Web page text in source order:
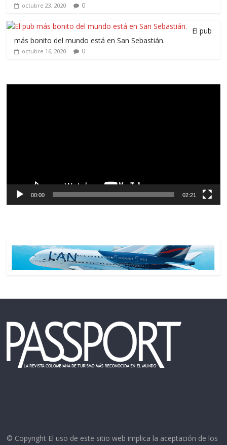
octubre 23, 2020 0
El pub
más bonito del mundo está en San Sebastián.
octubre 16, 2020 0
00:00 02:21
© Copyright El uso de este sitio web implica la aceptación de los